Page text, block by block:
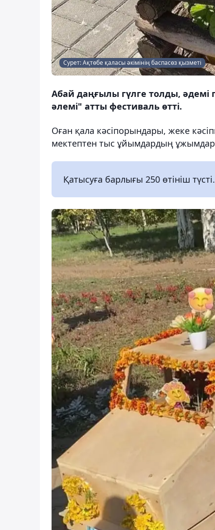
Сурет: Ақтөбе қаласы әкімінің баспасөз қызметі
Абай даңғылы гүлге толды, әдемі
әлемі" атты фестиваль өтті.
Оған қала кәсіпорындары, жеке
мектептен тыс ұйымдардың
Қатысуға барлығы 250 өтініш түсті.